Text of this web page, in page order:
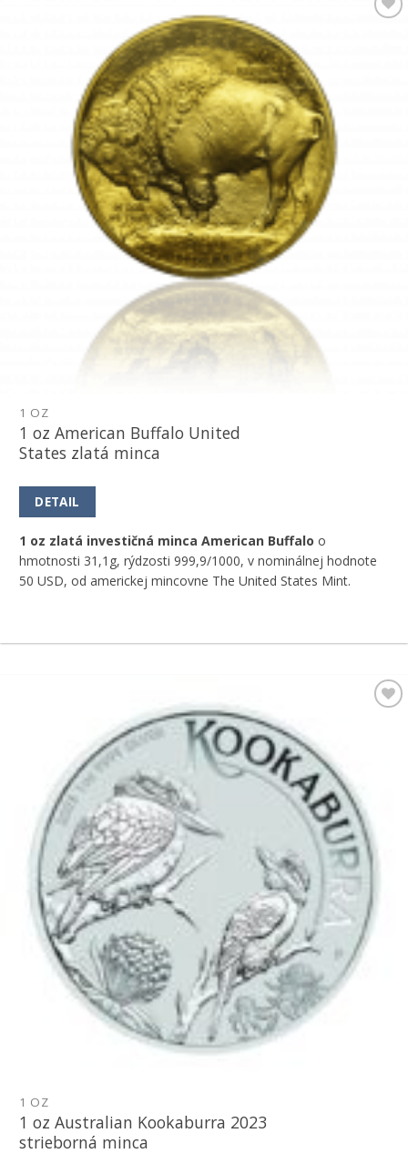
1 OZ
1 oz American Buffalo United
States zlatá minca
DETAIL
1 oz zlatá investičná minca American Buffalo o
hmotnosti 31,1g, rýdzosti 999,9/1000, v nominálnej hodnote
50 USD, od americkej mincovne The United States Mint.
1 OZ
1 oz Australian Kookaburra 2023
strieborná minca